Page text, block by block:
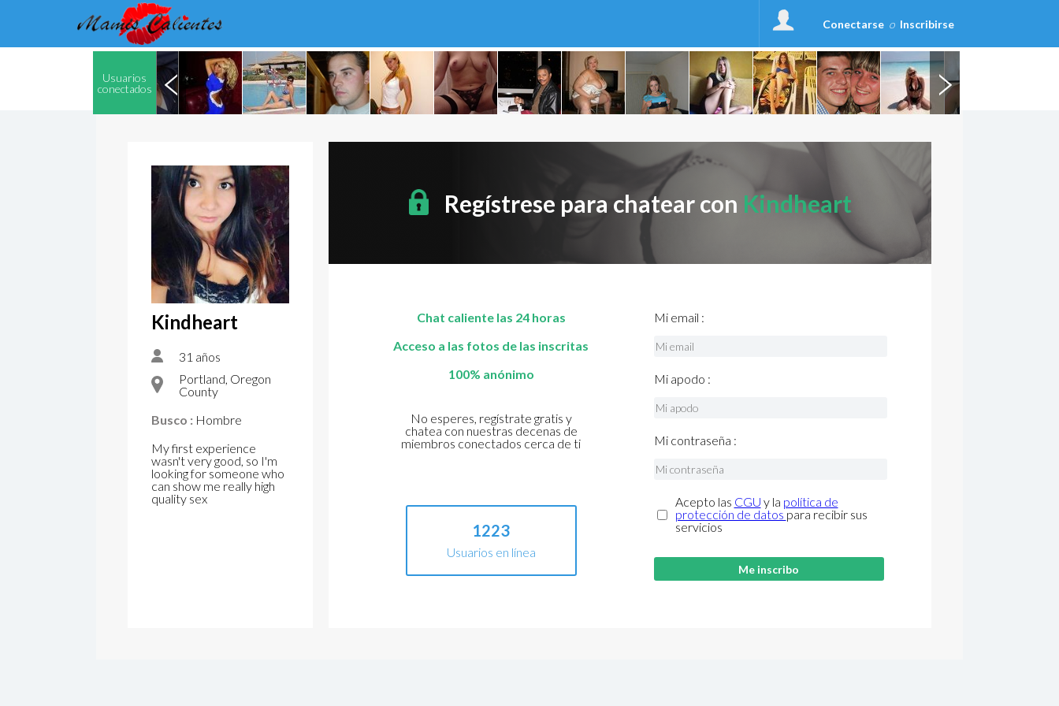
Conectarse o Inscribirse
Usuarios
conectados
Kindheart
31 años
Portland, Oregon
County
Busco : Hombre
My first experience
wasn't very good, so I'm
looking for someone who
can show me really high
quality sex
Regístrese para chatear con Kindheart
Chat caliente las 24 horas
Acceso a las fotos de las inscritas
100% anónimo
No esperes, regístrate gratis y
chatea con nuestras decenas de
miembros conectados cerca de ti
1223
Usuarios en línea
Mi email :
Mi apodo :
Mi contraseña :
Acepto las CGU y la política de
protección de datos para recibir sus
servicios